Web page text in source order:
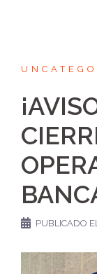
PUBLICADO